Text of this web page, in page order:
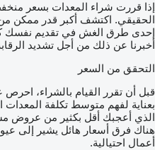
إذا قررت شراء المعدات بسعر
الحقيقي. اكتشف أكبر قدر ممكن
إحدى طرق الغش في تقديم نفسك
أخبرنا عن ذلك من أجل تشديد
التحقق من السعر
قبل أن تقرر القيام بالشراء،
بعناية لفهم متوسط تكلفة المعدات
الذي أعجبك أقل بكثير من عروض
هناك فرق أسعار هائل يشير إلى
أعمال احتيالية.